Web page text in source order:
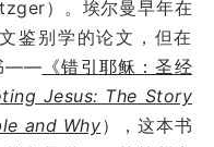
）。埃尔曼早年在
鉴别学的论文，但在
—— 《错引耶稣：圣经
Jesus: The Story
and Why），这本书